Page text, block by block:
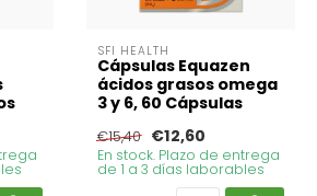
SFI HEALTH
Cápsulas Equazen
ácidos grasos omega
3 y 6, 60 Cápsulas
€15,40 €12,60
En stock. Plazo de entrega
de 1 a 3 días laborables